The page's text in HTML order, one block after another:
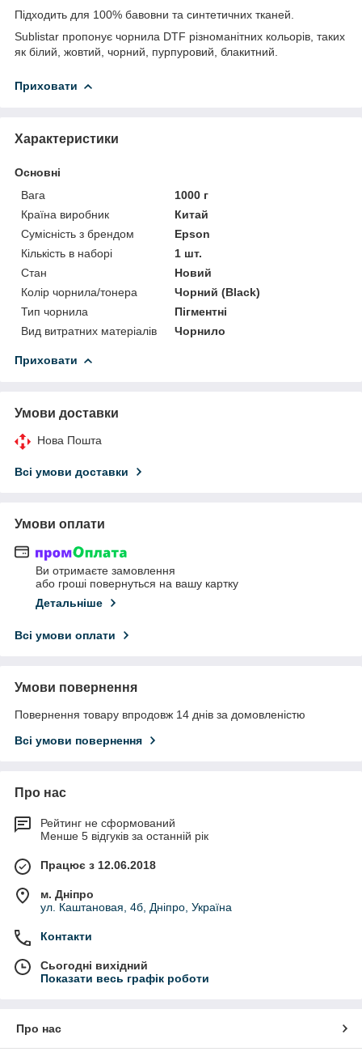
Підходить для 100% бавовни та синтетичних тканей.
Sublistar пропонує чорнила DTF різноманітних кольорів, таких
як білий, жовтий, чорний, пурпуровий, блакитний.
Приховати
Характеристики
Основні
Вага
1000 г
Країна виробник
Китай
Сумісність з брендом
Epson
Кількість в наборі
1 шт.
Стан
Новий
Колір чорнила/тонера
Чорний (Black)
Тип чорнила
Пігментні
Вид витратних матеріалів
Чорнило
Приховати
Умови доставки
Нова Пошта
Всі умови доставки
Умови оплати
Ви отримаєте замовлення
або гроші повернуться на вашу картку
Детальніше
Всі умови оплати
Умови повернення
Повернення товару впродовж 14 днів за домовленістю
Всі умови повернення
Про нас
Рейтинг не сформований
Менше 5 відгуків за останній рік
Працює з 12.06.2018
м. Дніпро
ул. Каштановая, 4б, Дніпро, Україна
Контакти
Сьогодні вихідний
Показати весь графік роботи
Про нас